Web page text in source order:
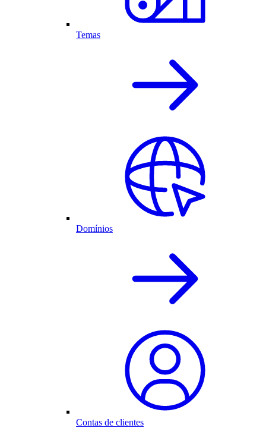
Temas
Domínios
Contas de clientes